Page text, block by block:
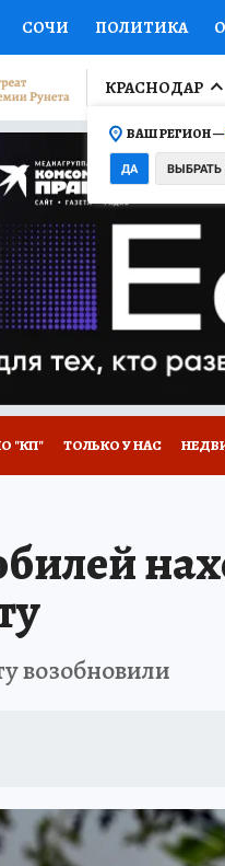
СОЧИ ПОЛИТИКА
КОЛУМНИСТЫ
ОТКРЫВАЕМ
ПРОМОКОДЫ
ТЕЛЕВИЗОР
НА САЙТЕ
КРАСНОДАР
ВАШ РЕГИОН —
ДА ВЫБРАТЬ
"КП" ТОЛЬКО У НАС
возобновили